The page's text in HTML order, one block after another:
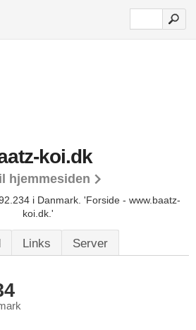
koi.dk
hjemmesiden
i Danmark. 'Forside - www.baatz-
koi.dk.'
Links Server